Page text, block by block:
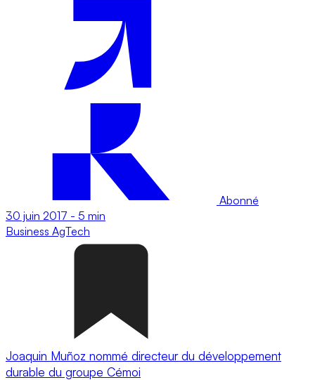
Abonné
30 juin 2017 - 5 min
Business AgTech
Joaquin Muñoz nommé directeur du développement
durable du groupe Cémoi